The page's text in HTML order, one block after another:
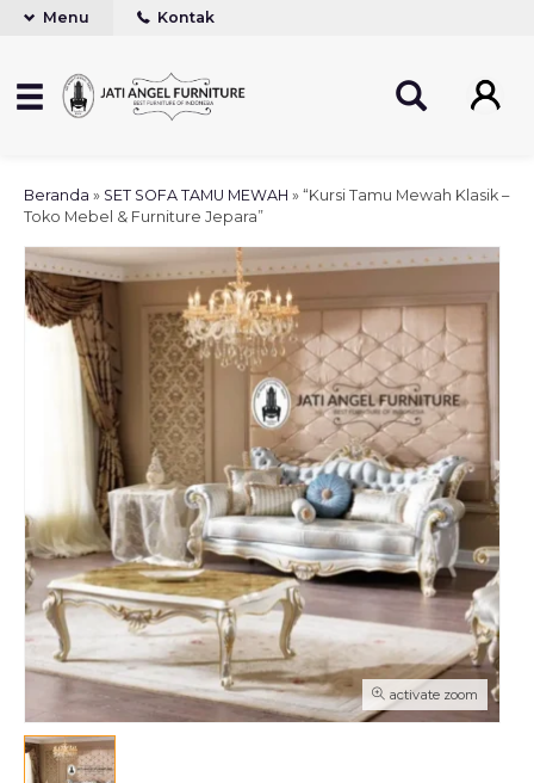
Menu Kontak
Beranda » SET SOFA TAMU MEWAH » “Kursi Tamu Mewah Klasik –
Toko Mebel & Furniture Jepara”
activate zoom